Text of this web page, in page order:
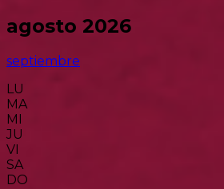
agosto 2026
septiembre
LU
MA
MI
JU
VI
SA
DO